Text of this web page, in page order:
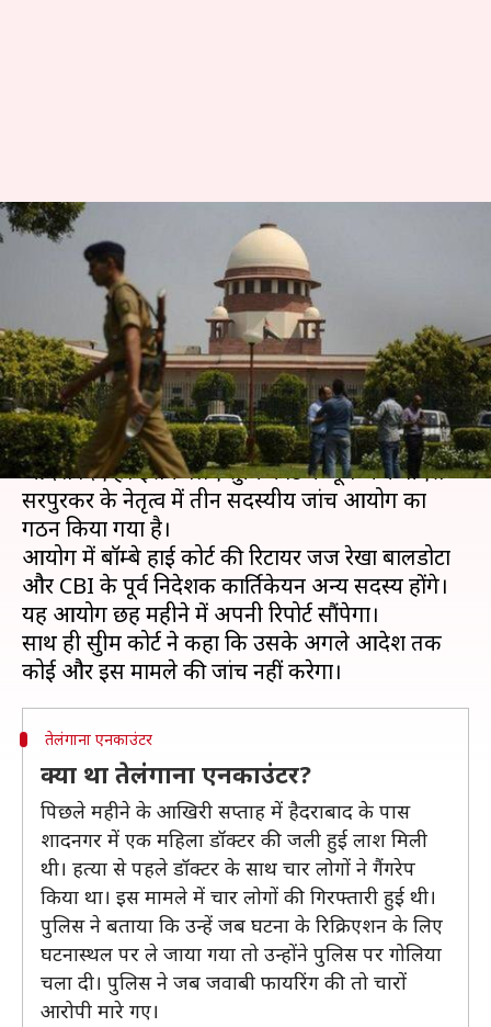
तेलंगाना एनकाउंटर की होगी न्यायिक
जांच, सुप्रीम कोर्ट ने गठित किया तीन
सदस्यीय आयोग
लेखन प्रमोद कुमार Dec 12, 2019 01:35 pm
क्या है खबर?
सुप्रीम कोर्ट ने तेलंगाना एनकाउंटर की न्यायिक जांच के
आदेश दिए हैं। इसके लिए सुप्रीम कोर्ट के पूर्व जज वीएस
सरपुरकर के नेतृत्व में तीन सदस्यीय जांच आयोग का
गठन किया गया है।
आयोग में बॉम्बे हाई कोर्ट की रिटायर जज रेखा बालडोटा
और CBI के पूर्व निदेशक कार्तिकेयन अन्य सदस्य होंगे।
यह आयोग छह महीने में अपनी रिपोर्ट सौंपेगा।
साथ ही सुप्रीम कोर्ट ने कहा कि उसके अगले आदेश तक
तेलंगाना एनकाउंटर
क्या था तेलंगाना एनकाउंटर?
पिछले महीने के आखिरी सप्ताह में हैदराबाद के पास
शादनगर में एक महिला डॉक्टर की जली हुई लाश मिली
थी। हत्या से पहले डॉक्टर के साथ चार लोगों ने गैंगरेप
किया था। इस मामले में चार लोगों की गिरफ्तारी हुई थी।
पुलिस ने बताया कि उन्हें जब घटना के रिक्रिएशन के लिए
घटनास्थल पर ले जाया गया तो उन्होंने पुलिस पर गोलिया
चला दी। पुलिस ने जब जवाबी फायरिंग की तो चारों
आरोपी मारे गए।